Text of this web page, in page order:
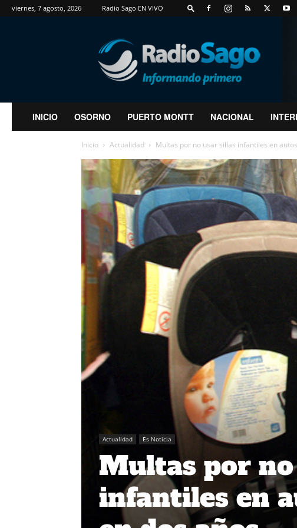
viernes, 7 agosto, 2026 Radio Sago EN VIVO
RadioSago
INICIO OSORNO PUERTO MONTT NACIONAL
Inicio Actualidad Multas por no usar sillas infantiles en
Actualidad Es Noticia
Multas por
infantiles en